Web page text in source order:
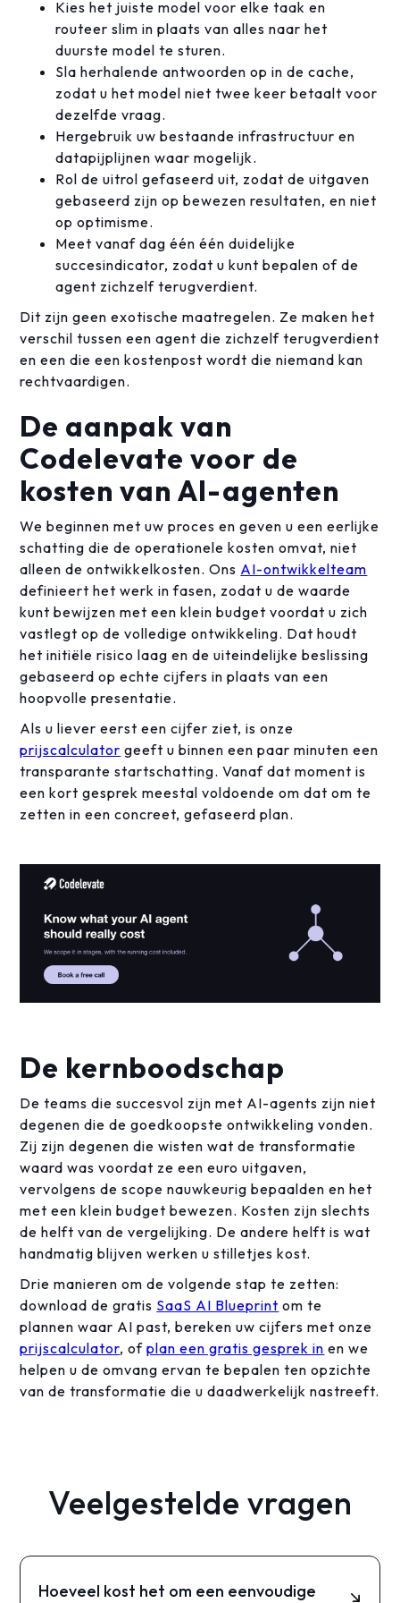
Kies het juiste model voor elke taak en
routeer slim in plaats van alles naar het
duurste model te sturen.
Sla herhalende antwoorden op in de cache,
zodat u het model niet twee keer betaalt voor
dezelfde vraag.
Hergebruik uw bestaande infrastructuur en
datapijplijnen waar mogelijk.
Rol de uitrol gefaseerd uit, zodat de uitgaven
gebaseerd zijn op bewezen resultaten, en niet
op optimisme.
Meet vanaf dag één één duidelijke
succesindicator, zodat u kunt bepalen of de
agent zichzelf terugverdient.
Dit zijn geen exotische maatregelen. Ze maken het
verschil tussen een agent die zichzelf terugverdient
en een die een kostenpost wordt die niemand kan
rechtvaardigen.
De aanpak van
Codelevate voor de
kosten van AI-agenten
We beginnen met uw proces en geven u een eerlijke
schatting die de operationele kosten omvat, niet
alleen de ontwikkelkosten. Ons AI-ontwikkelteam
definieert het werk in fasen, zodat u de waarde
kunt bewijzen met een klein budget voordat u zich
vastlegt op de volledige ontwikkeling. Dat houdt
het initiële risico laag en de uiteindelijke beslissing
gebaseerd op echte cijfers in plaats van een
hoopvolle presentatie.
Als u liever eerst een cijfer ziet, is onze
prijscalculator geeft u binnen een paar minuten een
transparante startschatting. Vanaf dat moment is
een kort gesprek meestal voldoende om dat om te
zetten in een concreet, gefaseerd plan.
De kernboodschap
De teams die succesvol zijn met AI-agents zijn niet
degenen die de goedkoopste ontwikkeling vonden.
Zij zijn degenen die wisten wat de transformatie
waard was voordat ze een euro uitgaven,
vervolgens de scope nauwkeurig bepaalden en het
met een klein budget bewezen. Kosten zijn slechts
de helft van de vergelijking. De andere helft is wat
handmatig blijven werken u stilletjes kost.
Drie manieren om de volgende stap te zetten:
download de gratis SaaS AI Blueprint om te
plannen waar AI past, bereken uw cijfers met onze
prijscalculator, ofplan een gratis gesprek in en we
helpen u de omvang ervan te bepalen ten opzichte
van de transformatie die u daadwerkelijk nastreeft.
Veelgestelde vragen
Hoeveel kost het om een eenvoudige